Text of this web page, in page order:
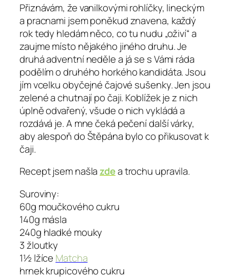
Přiznávám, že vanilkovými rohlíčky, lineckým
a pracnami jsem poněkud znavena, každý
rok tedy hledám něco, co tu nudu „oživí“ a
zaujme místo nějakého jiného druhu. Je
druhá adventní neděle a já se s Vámi ráda
podělím o druhého horkého kandidáta. Jsou
jím vcelku obyčejné čajové sušenky. Jen jsou
zelené a chutnají po čaji. Koblížek je z nich
úplně odvařený, všude o nich vykládá a
rozdává je. A mne čeká pečení další várky,
aby alespoň do Štěpána bylo co přikusovat k
čaji.
Recept jsem našla zdea trochu upravila.
Suroviny:
60g moučkového cukru
140g másla
240g hladké mouky
3 žloutky
1½ lžíce Matcha
hrnek krupicového cukru